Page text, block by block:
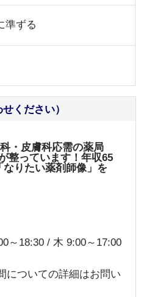
準ずる
ください）
・皮膚科応需の薬局
整っています！年収65
りたい薬剤師像」を
～18:30 / 木 9:00～17:00
についての詳細はお問い